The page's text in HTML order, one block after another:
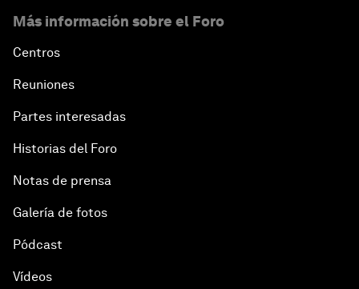
Más información sobre el Foro
Centros
Reuniones
Partes interesadas
Historias del Foro
Notas de prensa
Galería de fotos
Pódcast
Vídeos